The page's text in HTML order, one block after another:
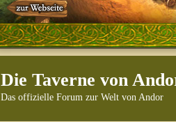
Die Taverne von
Das offizielle Forum zur Welt von Andor